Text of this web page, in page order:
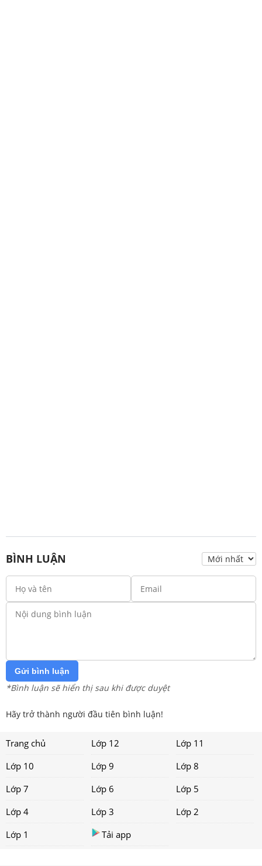
BÌNH LUẬN
Gửi bình luận
*Bình luận sẽ hiển thị sau khi được duyệt
Hãy trở thành người đầu tiên bình luận!
Trang chủ Lớp 12
Lớp 11
Lớp 10
Lớp 9
Lớp 8
Lớp 7
Lớp 6
Lớp 5
Lớp 4
Lớp 3
Lớp 2
Lớp 1
Tải app